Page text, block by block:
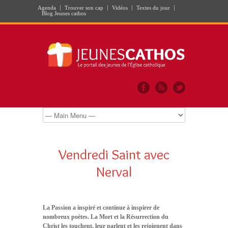
Agenda Trouver son cap Vidéos
Textes du jour
Blog Jeunes cathos
Vendredi Saint avec
Nerval
La Passion a inspiré et continue à inspirer de
nombreux poètes. La Mort et la Résurrection du
Christ les touchent, leur parlent et les rejoignent dans